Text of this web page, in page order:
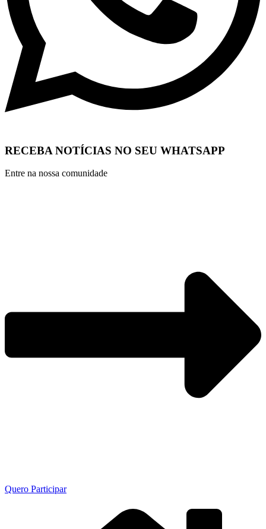
RECEBA NOTÍCIAS NO SEU WHATSAPP
Entre na nossa comunidade
Quero Participar